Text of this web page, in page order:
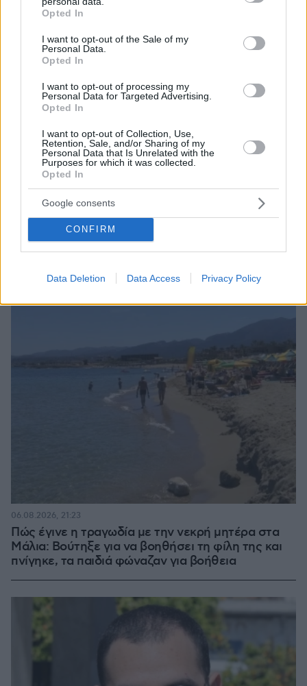
grant or deny consent to Google and its third-party tags to
use your data for below specified purposes in below Google
consent section.
Opted In
I want to opt-out of the Sale of my
Personal Data.
Opted In
I want to opt-out of processing my
Personal Data for Targeted Advertising.
Opted In
I want to opt-out of Collection, Use,
Retention, Sale, and/or Sharing of my
Personal Data that Is Unrelated with the
Purposes for which it was collected.
Opted In
Google consents
CONFIRM
Data Deletion Data Access Privacy Policy
αβεβαιότητας για το Ιράν, το πετρέλαιο και τη Fed
06.08.2026, 23:21
Στη ΓΑΔΑ κρατείται η 46χρονη που κατηγορείται για την
επίθεση στη Marfin, δείτε βίντεο και φωτογραφίες
06.08.2026, 23:17
ΔΕΙΤΕ ΟΛΕΣ ΤΙΣ ΕΙΔΗΣΕΙΣ
ΤΑ ΠΙΟ ΔΗΜΟΦΙΛΗ
Πώς έγινε η τραγωδία με την νεκρή μητέρα στα
Μάλια: Βούτηξε για να βοηθήσει τη φίλη της και
πνίγηκε, τα παιδιά φώναζαν για βοήθεια
06.08.2026, 21:23